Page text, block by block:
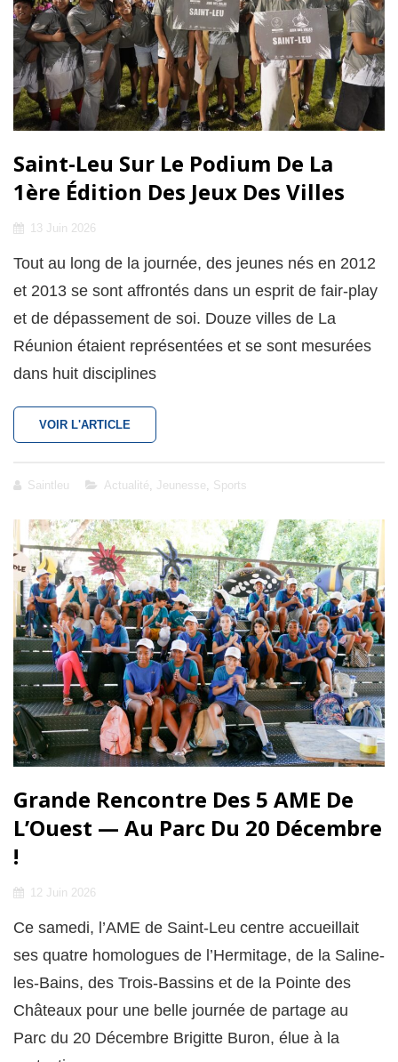
Saint-Leu Sur Le Podium De La
1ère Édition Des Jeux Des Villes
Posted
13 Juin 2026
Tout au long de la journée, des jeunes nés en 2012
et 2013 se sont affrontés dans un esprit de fair-play
et de dépassement de soi. Douze villes de La
Réunion étaient représentées et se sont mesurées
dans huit disciplines
VOIR L'ARTICLE
LEU
PODIUM
LA
1ÈRE
ÉDITION
DES
JEUX
DES
VILLES
Saintleu
Cat
Actualité Jeunesse Sports
Grande Rencontre Des 5 AME De
L’Ouest — Au Parc Du 20 Décembre
!
Posted
12 Juin 2026
Ce samedi, l’AME de Saint-Leu centre accueillait
ses quatre homologues de l’Hermitage, de la Saline-
les-Bains, des Trois-Bassins et de la Pointe des
Châteaux pour une belle journée de partage au
Parc du 20 Décembre Brigitte Buron, élue à la